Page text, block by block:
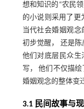
想和知识的“农民
的小说则采用了更
当代社会婚姻观
初步觉醒， 还是
他们对底层民众
写， 他们不仅描
婚姻观念的整体变
3.1 民间故事与